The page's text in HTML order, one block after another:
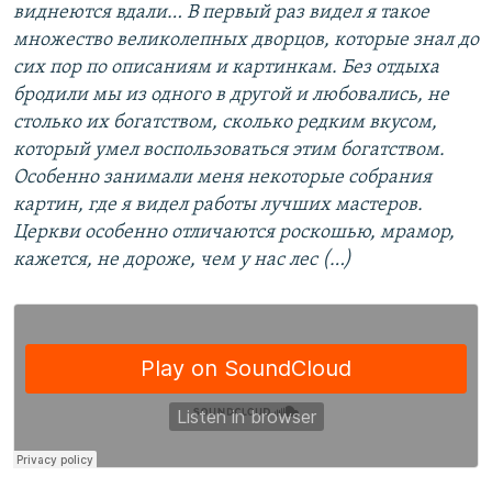
виднеются вдали… В первый раз видел я такое
множество великолепных дворцов, которые знал до
сих пор по описаниям и картинкам. Без отдыха
бродили мы из одного в другой и любовались, не
столько их богатством, сколько редким вкусом,
который умел воспользоваться этим богатством.
Особенно занимали меня некоторые собрания
картин, где я видел работы лучших мастеров.
Церкви особенно отличаются роскошью, мрамор,
кажется, не дороже, чем у нас лес (…)